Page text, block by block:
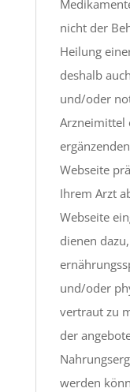
nicht der
Heilung
deshalb
und/oder
Arzneimittel
Webseite
Ihrem Arzt
Webseite
dienen
und/oder
vertraut zu
der
werden